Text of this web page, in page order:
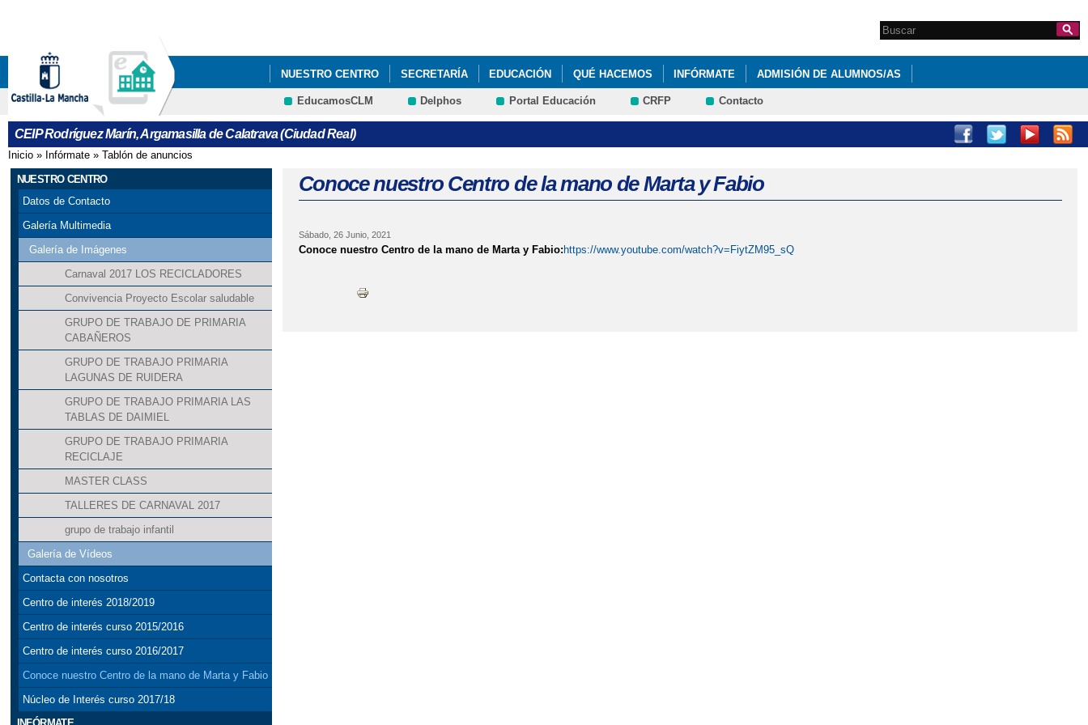
Formulario de
búsqueda
Search this site
NUESTRO CENTRO SECRETARÍA EDUCACIÓN QUÉ HACEMOS INFÓRMATE ADMISIÓN DE ALUMNOS/AS
DISTINTIVO DE CALIDAD PARA NUESTRO COLE FSE+ PREPARA T PREMIOS ESPECIALES CONCURSO VALLE DE ALCUDIA
SALIDA EDUCACÍON VIAL
EducamosCLM Delphos Portal Educación CRFP Contacto
CEIP Rodríguez Marín, Argamasilla de Calatrava (Ciudad Real)
Se encuentra usted aquí
Inicio » Infórmate » Tablón de anuncios
NUESTRO CENTRO
Datos de Contacto
Galería Multimedia
Galería de Imágenes
Carnaval 2017 LOS RECICLADORES
Convivencia Proyecto Escolar saludable
GRUPO DE TRABAJO DE PRIMARIA
CABAÑEROS
GRUPO DE TRABAJO PRIMARIA
LAGUNAS DE RUIDERA
GRUPO DE TRABAJO PRIMARIA LAS
TABLAS DE DAIMIEL
GRUPO DE TRABAJO PRIMARIA
RECICLAJE
MASTER CLASS
TALLERES DE CARNAVAL 2017
grupo de trabajo infantil
Galería de Vídeos
Contacta con nosotros
Centro de interés 2018/2019
Centro de interés curso 2015/2016
Centro de interés curso 2016/2017
Conoce nuestro Centro de la mano de Marta y Fabio
Núcleo de Interés curso 2017/18
Conoce nuestro Centro de la mano de Marta y Fabio
Sábado, 26 Junio, 2021
Conoce nuestro Centro de la mano de Marta y Fabio: https://www.youtube.com/watch?v=FiytZM95_sQ